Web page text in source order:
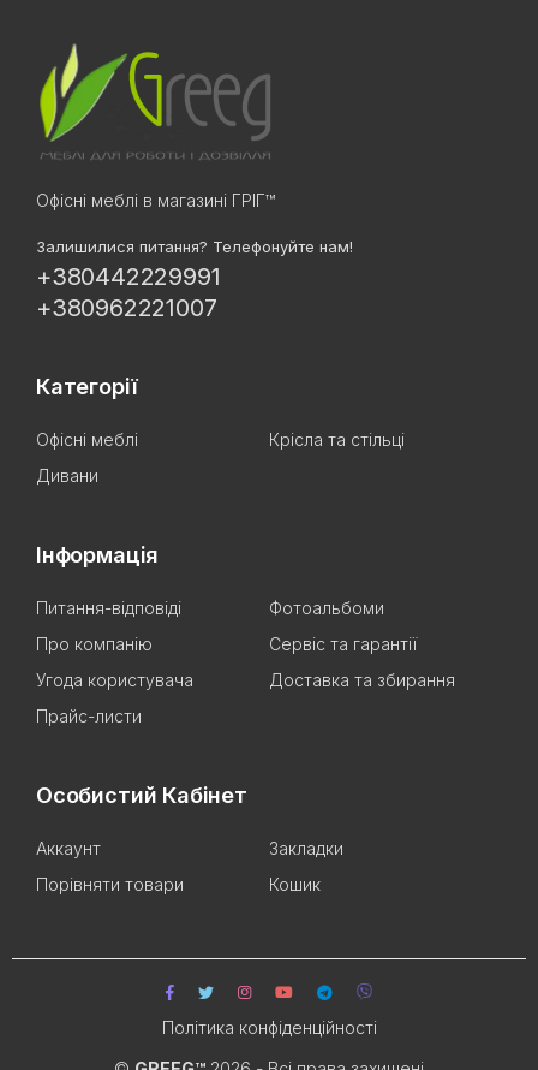
Офісні меблі в магазині ГРІГ™
Залишилися питання? Телефонуйте нам!
+380442229991
+380962221007
Категорії
Офісні меблі
Крісла та стільці
Дивани
Інформація
Питання-відповіді
Фотоальбоми
Про компанію
Сервіс та гарантії
Угода користувача
Доставка та збирання
Прайс-листи
Особистий Кабінет
Аккаунт
Закладки
Порівняти товари
Кошик
Політика конфіденційності